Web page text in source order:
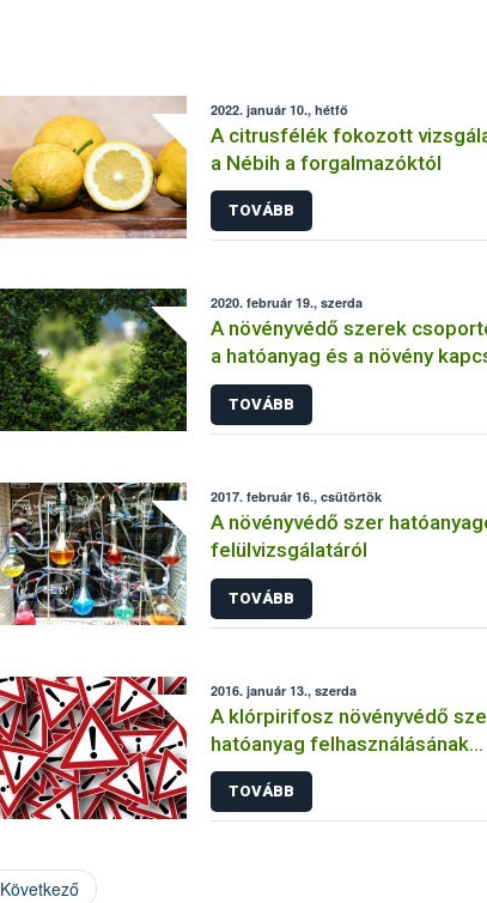
2022. január 10., hétfő
A citrusfélék fokozott
a Nébih a forgalmazóktól
TOVÁBB
2020. február 19., szerda
A növényvédő szerek
a hatóanyag és a növény
szerint
TOVÁBB
2017. február 16., csütörtök
A növényvédő szer
felülvizsgálatáról
TOVÁBB
2016. január 13., szerda
A klórpirifosz növényvédő
hatóanyag felhasználásának
korlátozása
TOVÁBB
Következő